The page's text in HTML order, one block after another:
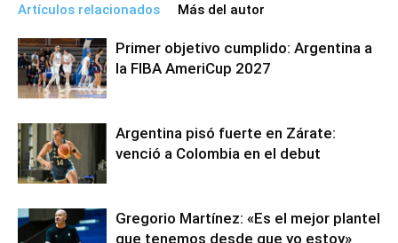
Artículos relacionados Más del autor
Primer objetivo cumplido: Argentina a
la FIBA AmeriCup 2027
Argentina pisó fuerte en Zárate:
venció a Colombia en el debut
Gregorio Martínez: «Es el mejor plantel
que tenemos desde que yo estoy»